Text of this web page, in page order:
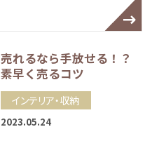
売れるなら手放せる！？
素早く売るコツ
インテリア・収納
2023.05.24